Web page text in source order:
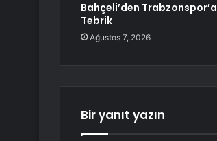
Bahçeli’den Trabzonspor’a
Tebrik
Ağustos 7, 2026
Bir yanıt yazın